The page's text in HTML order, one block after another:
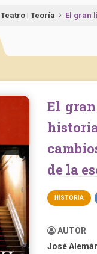
Teatro | Teoría El gran
El gran libro del Teatro Colón. Su música, su
de la
HISTORIA
AUTOR
José